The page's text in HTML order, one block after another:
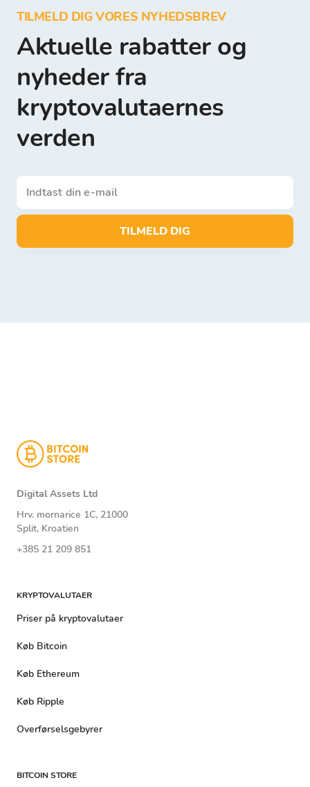
TILMELD DIG VORES NYHEDSBREV
Aktuelle rabatter og
nyheder fra
kryptovalutaernes
verden
TILMELD DIG
Digital Assets Ltd
Hrv. mornarice 1C, 21000
Split, Kroatien
+385 21 209 851
KRYPTOVALUTAER
Priser på kryptovalutaer
Køb Bitcoin
Køb Ethereum
Køb Ripple
Overførselsgebyrer
BITCOIN STORE